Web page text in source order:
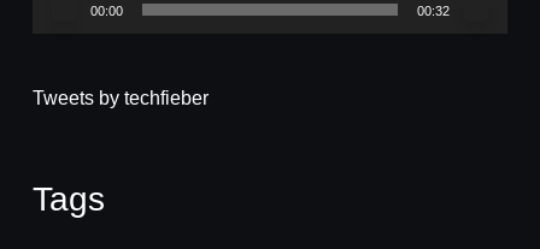
00:00 00:32
Tweets by techfieber
Tags